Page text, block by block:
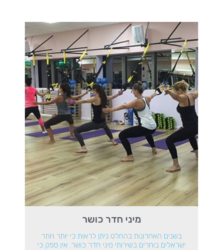
מיני חדר כושר
בשנים האחרונות בהחלט ניתן לראות כי יותר ויותר
ישראלים בוחרים בשירותי מיני חדר כושר. אין ספק כי